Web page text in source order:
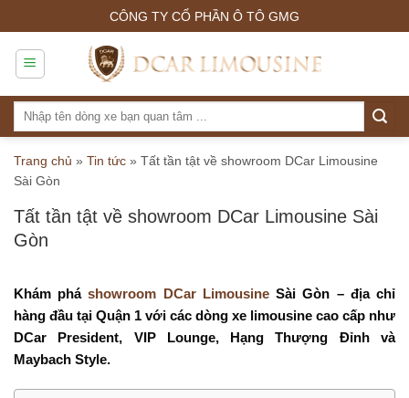
to
content
CÔNG TY CỔ PHẦN Ô TÔ GMG
Tìm
kiếm:
Trang chủ » Tin tức » Tất tần tật về showroom DCar Limousine
Sài Gòn
Tất tần tật về showroom DCar Limousine Sài
Gòn
Khám pháshowroom DCar LimousineSài Gòn – địa chỉ
hàng đầu tại Quận 1 với các dòng xe limousine cao cấp như
DCar President, VIP Lounge, Hạng Thượng Đỉnh và
Maybach Style.